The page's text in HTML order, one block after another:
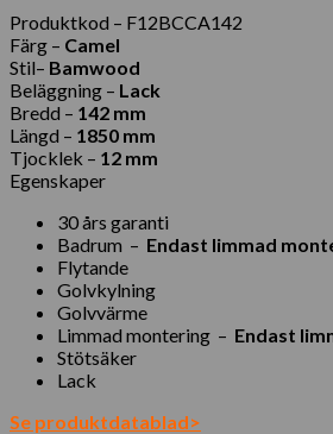
Produktkod – F12BCCA142
Färg – Camel
Stil– Bamwood
Beläggning – Lack
Bredd – 142 mm
Längd – 1850 mm
Tjocklek – 12 mm
Egenskaper
30 års garanti
Badrum – Endast limmad
Flytande
Golvkylning
Golvvärme
Limmad montering – Endast
Stötsäker
Lack
Se produktdatablad>